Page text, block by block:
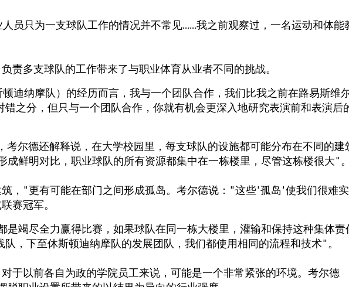
员只为一支球队工作的情况并不常见......我之前观察过，一名运动和体能
责多支球队的工作带来了与职业体育从业者不同的挑战。
迪纳摩队）的经历而言，我与一个团队合作，我们比我之前在路易斯维
错之分，但只与一个团队合作，你就有机会更深入地研究表演前和表演后
考尔德还解释说，在大学校园里，每支球队的设施都可能分布在不同的建
成鲜明对比，职业球队的所有资源都集中在一栋楼里，尽管这栋楼很大"
，"更有可能在部门之间形成孤岛。考尔德说："这些'孤岛'使我们很难
赛冠军。
是竭尽全力赢得比赛，如果球队在同一栋大楼里，灌输和保持这种集体责
队，下至休斯顿迪纳摩队的发展团队，我们都使用相同的流程和技术"。
于以前各自为政的学院员工来说，可能是一个非常紧张的环境。考尔德